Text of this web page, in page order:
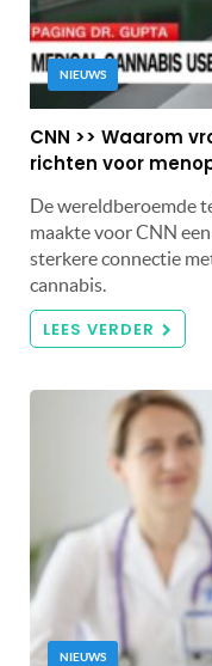
NIEUWS
CNN >> Waarom
richten voor
De wereldberoemde
maakte voor CNN
sterkere connectie
cannabis.
LEES VERDER
NIEUWS